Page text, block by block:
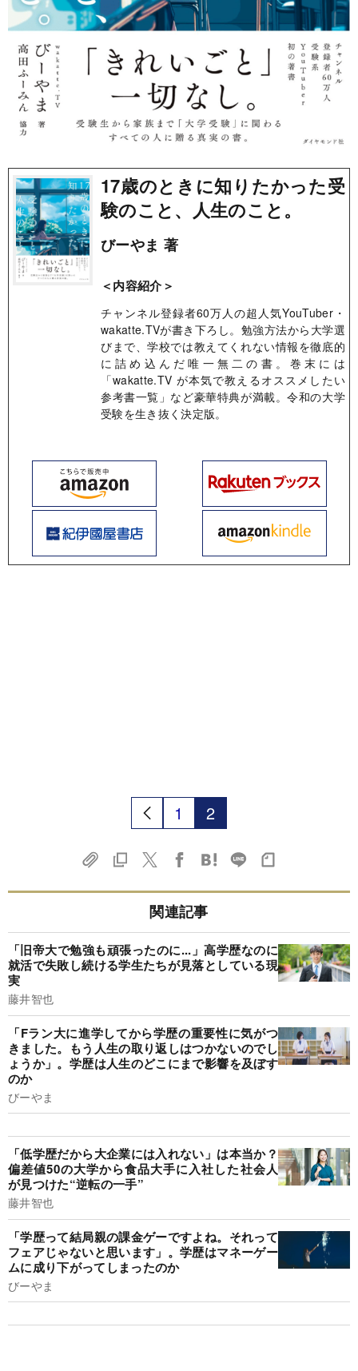
17歳のときに知りたかった受
験のこと、人生のこと。
びーやま 著
＜内容紹介＞
チャンネル登録者60万人の超人気YouTuber・
wakatte.TVが書き下ろし。勉強方法から大学選
びまで、学校では教えてくれない情報を徹底的
に詰め込んだ唯一無二の書。巻末には
「wakatte.TV が本気で教えるオススメしたい
参考書一覧」など豪華特典が満載。令和の大学
受験を生き抜く決定版。
1 2
関連記事
「旧帝大で勉強も頑張ったのに...」高学歴なのに
就活で失敗し続ける学生たちが見落としている現
実
藤井智也
「Fラン大に進学してから学歴の重要性に気がつ
きました。もう人生の取り返しはつかないのでし
ょうか」。学歴は人生のどこにまで影響を及ぼす
のか
びーやま
「低学歴だから大企業には入れない」は本当か？
偏差値50の大学から食品大手に入社した社会人
が見つけた“逆転の一手”
藤井智也
「学歴って結局親の課金ゲーですよね。それって
フェアじゃないと思います」。学歴はマネーゲー
ムに成り下がってしまったのか
びーやま